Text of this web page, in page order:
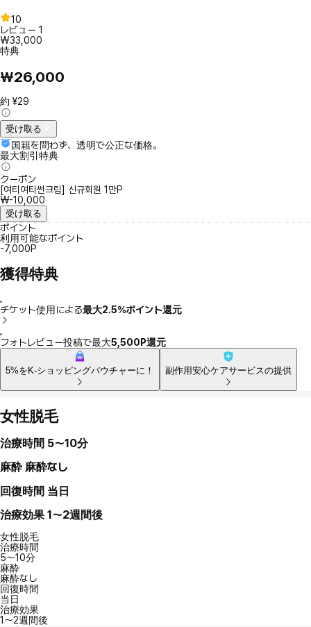
10
レビュー 1
₩33,000
特典
₩26,000
約 ¥29
受け取る
国籍を問わず、透明で公正な価格。
最大割引特典
クーポン
[여티여티썬크림] 신규회원 1만P
₩-10,000
受け取る
ポイント
利用可能なポイント
-7,000P
獲得特典
チケット使用による最大2.5％ポイント還元
フォトレビュー投稿で最大5,500P還元
5%をK-ショッピングバウチャーに！ 副作用安心ケアサービスの提供
女性脱毛
治療時間 5〜10分
麻酔 麻酔なし
回復時間 当日
治療効果 1〜2週間後
女性脱毛
治療時間
5〜10分
麻酔
麻酔なし
回復時間
当日
治療効果
1〜2週間後